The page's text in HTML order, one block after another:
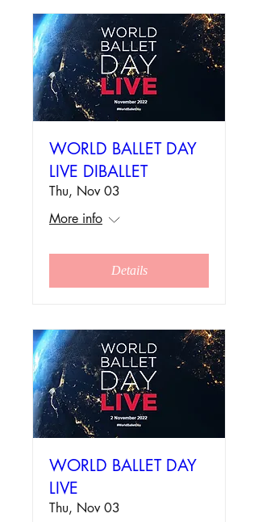
WORLD BALLET DAY
LIVE DIBALLET
Thu, Nov 03
More info
Details
WORLD BALLET DAY
LIVE
Thu, Nov 03